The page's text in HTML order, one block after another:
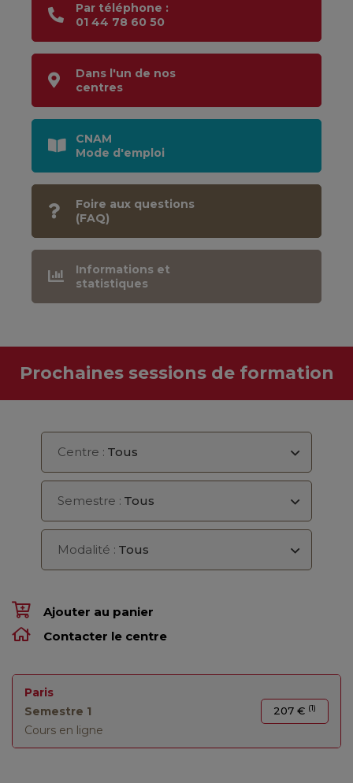
Par téléphone :
01 44 78 60 50
Dans l'un de nos
centres
CNAM
Mode d'emploi
Foire aux questions
(FAQ)
Informations et
statistiques
Prochaines sessions de formation
Centre : Tous
Semestre : Tous
Modalité : Tous
Ajouter au panier
Contacter le centre
Paris
Semestre 1
Cours en ligne
207 € (1)